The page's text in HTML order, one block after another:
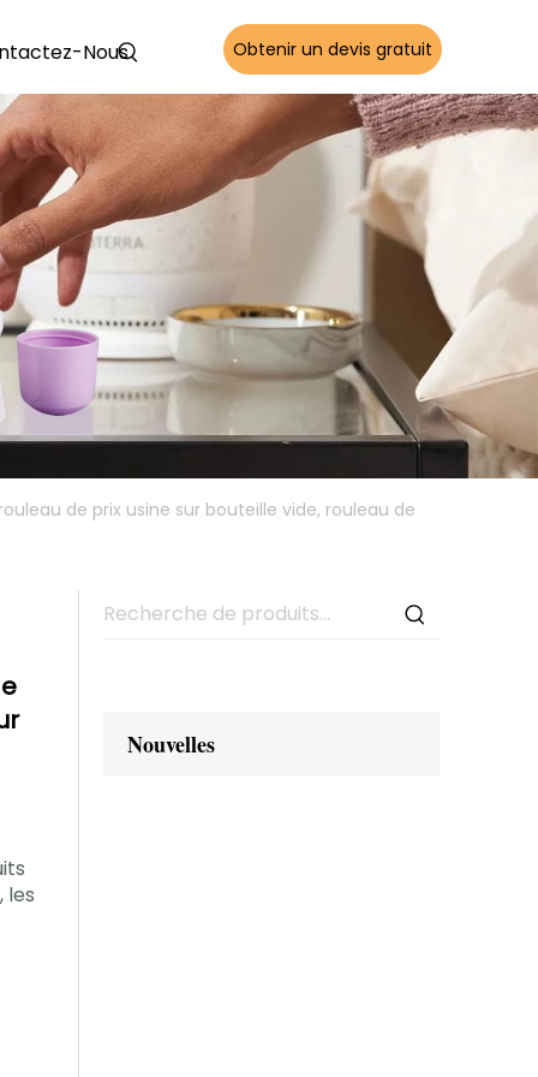
Nous Obtenir un devis gratuit
de prix usine sur bouteille vide, rouleau de
les
Nouvelles